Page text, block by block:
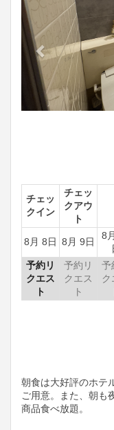
チェッ
クイン
チェッ
クアウ
ト
8月 8日 8月 9日
8
予約リ
クエス
ト
予約リ
クエス
ト
予
ク
朝食は大好評のホテ
ご用意。また、朝も
商品食べ放題。